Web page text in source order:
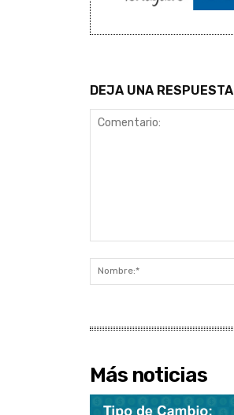
DEJA UNA RESPUESTA
Más noticias